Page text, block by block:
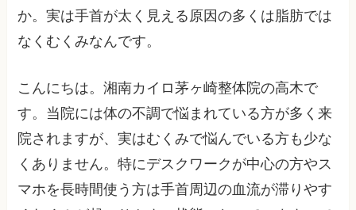
か。実は手首が太く見える原因の多くは脂肪では
なくむくみなんです。
こんにちは。湘南カイロ茅ヶ崎整体院の高木で
す。当院には体の不調で悩まれている方が多く来
院されますが、実はむくみで悩んでいる方も少な
くありません。特にデスクワークが中心の方やス
マホを長時間使う方は手首周辺の血流が滞りやす